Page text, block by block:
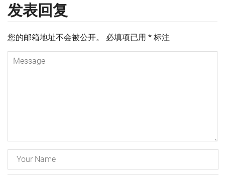
发表回复
您的邮箱地址不会被公开。 必填项已用 * 标注